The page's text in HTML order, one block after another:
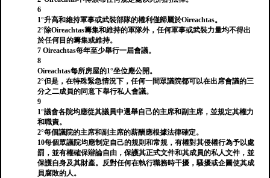
6
1°升高和維持軍事或武裝部隊的權利僅歸屬於Oireachtas。
2°除Oireachtas籌集和維持的軍隊外，任何軍事或武裝力量均不得出
於任何目的籌集或維持。
7 Oireachtas每年至少舉行一屆會議。
8
Oireachtas每所房屋的1°坐位應公開。
2°但是，在特殊緊急情況下，任何一間眾議院都可以在出席會議的三
分之二成員的同意下舉行私人會議。
9
1°議會各院均應從其議員中選舉自己的主席和副主席，並規定其權力
和職責。
2°每個議院的主席和副主席的薪酬應根據法律確定。
10每個眾議院均應制定自己的規則和常規，有權對其侵權行為予以處
罰，並有權確保辯論自由，保護其正式文件和其成員的私人文件，並
保護自身及其財產。反對任何在執行職務時干擾，騷擾或企圖使其成
員腐敗的人。